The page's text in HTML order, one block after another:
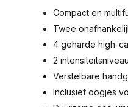
Compact en
Twee
4 geharde high-
2
Verstelbare
Inclusief oogjes